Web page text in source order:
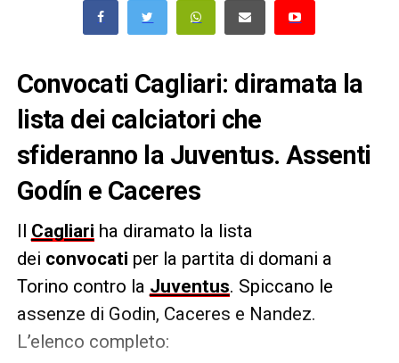
Convocati Cagliari: diramata la
lista dei calciatori che
sfideranno la Juventus. Assenti
Godín e Caceres
Il Cagliari ha diramato la lista
dei convocati per la partita di domani a
Torino contro la Juventus. Spiccano le
assenze di Godin, Caceres e Nandez.
L’elenco completo: